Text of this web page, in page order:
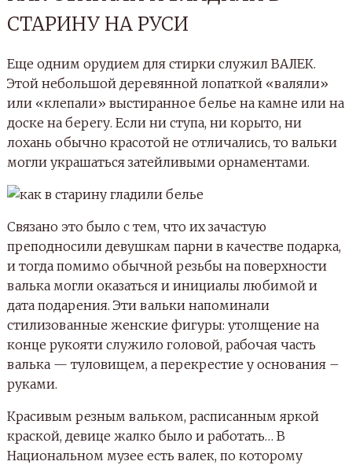
СТАРИНУ НА РУСИ
Еще одним орудием для стирки служил ВАЛЕК.
Этой небольшой деревянной лопаткой «валяли»
или «клепали» выстиранное белье на камне или на
доске на берегу. Если ни ступа, ни корыто, ни
лохань обычно красотой не отличались, то вальки
могли украшаться затейливыми орнаментами.
Связано это было с тем, что их зачастую
преподносили девушкам парни в качестве подарка,
и тогда помимо обычной резьбы на поверхности
валька могли оказаться и инициалы любимой и
дата подарения. Эти вальки напоминали
стилизованные женские фигуры: утолщение на
конце рукояти служило головой, рабочая часть
валька — туловищем, а перекрестие у основания –
руками.
Красивым резным вальком, расписанным яркой
краской, девице жалко было и работать… В
Национальном музее есть валек, по которому